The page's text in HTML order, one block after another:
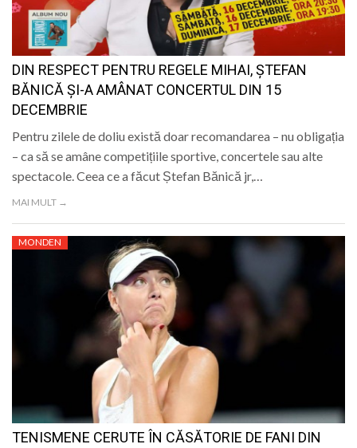
DIN RESPECT PENTRU REGELE MIHAI, ȘTEFAN
BĂNICĂ ȘI-A AMÂNAT CONCERTUL DIN 15
DECEMBRIE
Pentru zilele de doliu există doar recomandarea – nu obligația
– ca să se amâne competițiile sportive, concertele sau alte
spectacole. Ceea ce a făcut Ștefan Bănică jr,…
MAI MULT →
MONDEN
TENISMENE CERUTE ÎN CĂSĂTORIE DE FANI DIN